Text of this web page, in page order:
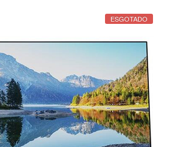
ESGOTADO